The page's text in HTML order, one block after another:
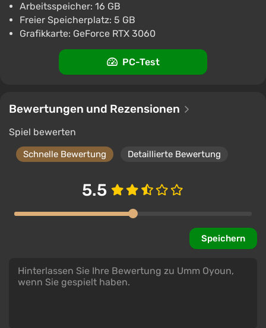
Arbeitsspeicher: 16 GB
Freier Speicherplatz: 5 GB
Grafikkarte: GeForce RTX 3060
PC-Test
Bewertungen und Rezensionen
Spiel bewerten
Schnelle Bewertung Detaillierte Bewertung
5.5
Speichern